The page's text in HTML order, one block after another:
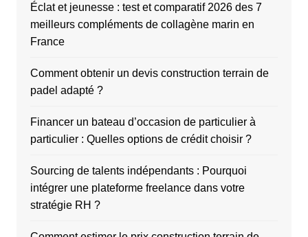
Éclat et jeunesse : test et comparatif 2026 des 7
meilleurs compléments de collagène marin en
France
Comment obtenir un devis construction terrain de
padel adapté ?
Financer un bateau d’occasion de particulier à
particulier : Quelles options de crédit choisir ?
Sourcing de talents indépendants : Pourquoi
intégrer une plateforme freelance dans votre
stratégie RH ?